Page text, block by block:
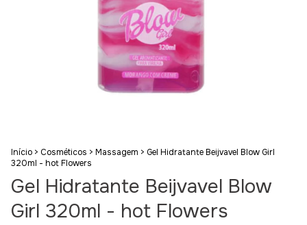
Início > Cosméticos > Massagem > Gel Hidratante Beijvavel Blow Girl
320ml - hot Flowers
Gel Hidratante Beijvavel Blow
Girl 320ml - hot Flowers